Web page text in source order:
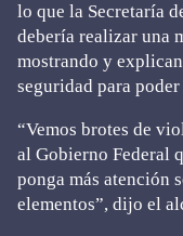
lo que la Secretaría
debería realizar una
mostrando y
seguridad para
“Vemos brotes de
al Gobierno Federal
ponga más atención
elementos”, dijo el